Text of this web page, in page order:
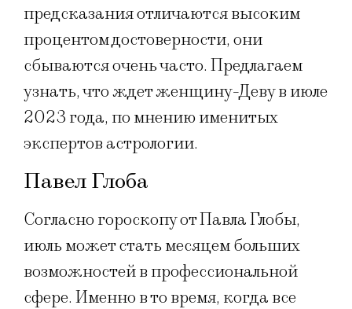
предсказания отличаются высоким
процентом достоверности, они
сбываются очень часто. Предлагаем
узнать, что ждет женщину-Деву в июле
2023 года, по мнению именитых
экспертов астрологии.
Павел Глоба
Согласно гороскопу от Павла Глобы,
июль может стать месяцем больших
возможностей в профессиональной
сфере. Именно в то время, когда все